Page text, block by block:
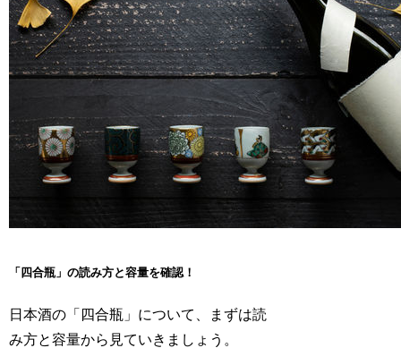
「四合瓶」の読み方と容量を確認！
日本酒の「四合瓶」について、まずは読
み方と容量から見ていきましょう。